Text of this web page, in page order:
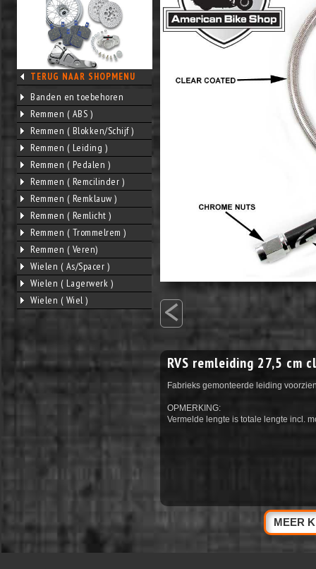
TERUG NAAR SHOPMENU
Banden en toebehoren
Remmen ( ABS )
Remmen ( Blokken/Schijf )
Remmen ( Leiding )
Remmen ( Pedalen )
Remmen ( Remcilinder )
Remmen ( Remklauw )
Remmen ( Remlicht )
Remmen ( Trommelrem )
Remmen ( Veren)
Wielen ( As/Spacer )
Wielen ( Lagerwerk )
Wielen ( Wiel )
<
RVS remleiding 27,5 cm
Fabrieks gemonteerde leiding
OPMERKING:
Vermelde lengte is totale lengte incl.
MEER